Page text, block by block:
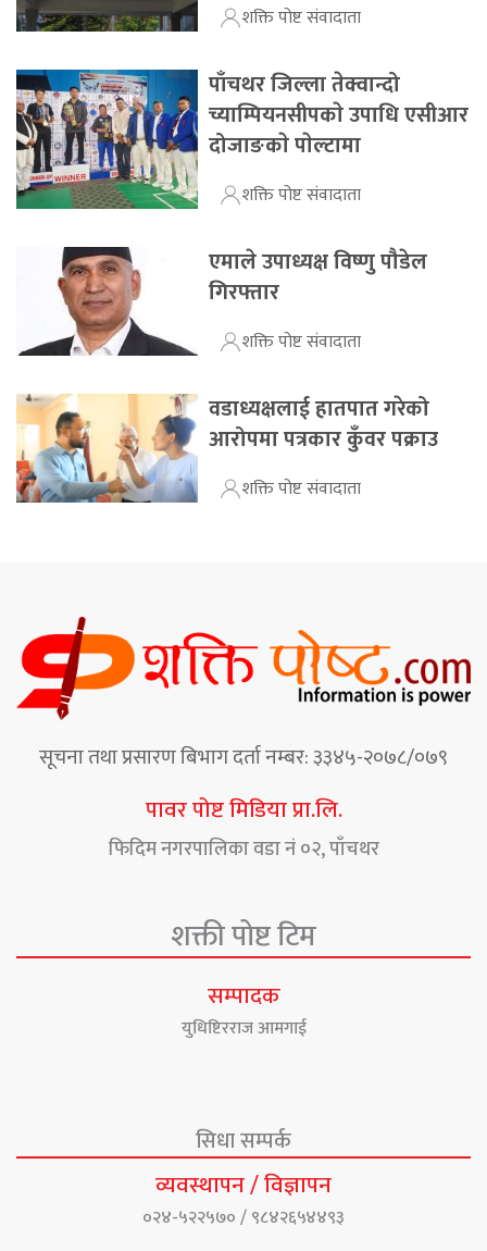
शक्ति पोष्ट संवादाता
पाँचथर जिल्ला तेक्वान्दो
च्याम्पियनसीपकाे उपाधि एसीआर
दोजाङकाे पाेल्टामा
शक्ति पोष्ट संवादाता
एमाले उपाध्यक्ष विष्णु पौडेल
गिरफ्तार
शक्ति पोष्ट संवादाता
वडाध्यक्षलाई हातपात गरेको
आरोपमा पत्रकार कुँवर पक्राउ
शक्ति पोष्ट संवादाता
सूचना तथा प्रसारण बिभाग दर्ता नम्बर: ३३४५-२०७८/०७९
पावर पोष्ट मिडिया प्रा.लि.
फिदिम नगरपालिका वडा नं ०२, पाँचथर
शक्ती पोष्ट टिम
सम्पादक
युधिष्टिरराज आमगाई
सिधा सम्पर्क
व्यवस्थापन / विज्ञापन
०२४-५२२५७० / ९८४२६५४४९३